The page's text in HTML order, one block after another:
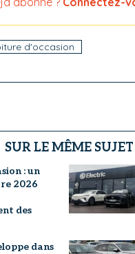
d'occasion
SUR LE MÊME SUJET
: un
2026
des
dans